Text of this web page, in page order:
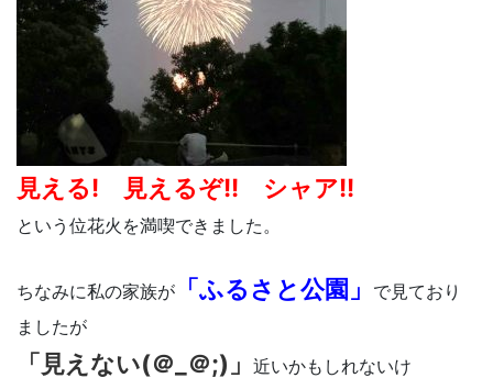
見える! 見えるぞ!! シャア!!
という位花火を満喫できました。
ちなみに私の家族が 「ふるさと公園」
で見ており
ましたが
「見えない(＠_＠;)」 近いかもしれないけ